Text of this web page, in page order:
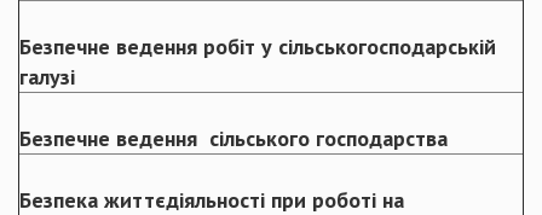
Безпечне ведення робіт у сільськогосподарській
галузі
Безпечне ведення сільського господарства
Безпека життєдіяльності при роботі на